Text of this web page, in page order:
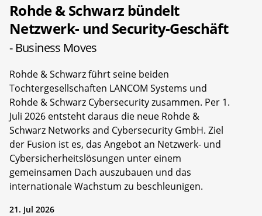
Rohde & Schwarz bündelt
Netzwerk- und Security-Geschäft
- Business Moves
Rohde & Schwarz führt seine beiden
Tochtergesellschaften LANCOM Systems und
Rohde & Schwarz Cybersecurity zusammen. Per 1.
Juli 2026 entsteht daraus die neue Rohde &
Schwarz Networks and Cybersecurity GmbH. Ziel
der Fusion ist es, das Angebot an Netzwerk- und
Cybersicherheitslösungen unter einem
gemeinsamen Dach auszubauen und das
internationale Wachstum zu beschleunigen.
21. Jul 2026